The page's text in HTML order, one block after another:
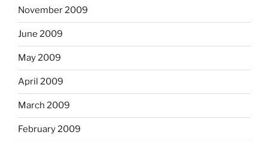
November 2009
June 2009
May 2009
April 2009
March 2009
February 2009